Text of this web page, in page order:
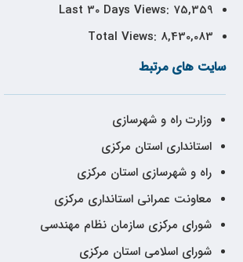
Last 30 Days Views: 75,359
Total Views: 8,430,083
سایت های مرتبط
وزارت راه و شهرسازی
استانداری استان مرکزی
راه و شهرسازی استان مرکزی
معاونت عمرانی استانداری مرکزی
شورای مرکزی سازمان نظام مهندسی
شورای اسلامی استان مرکزی